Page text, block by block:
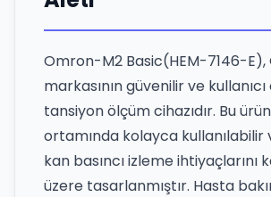
Omron-M2 Basic(HEM-7146-
markasının güvenilir ve
tansiyon ölçüm cihazıdır. Bu
ortamında kolayca kullanılabilir
kan basıncı izleme ihtiyaçlarını
üzere tasarlanmıştır. Hasta